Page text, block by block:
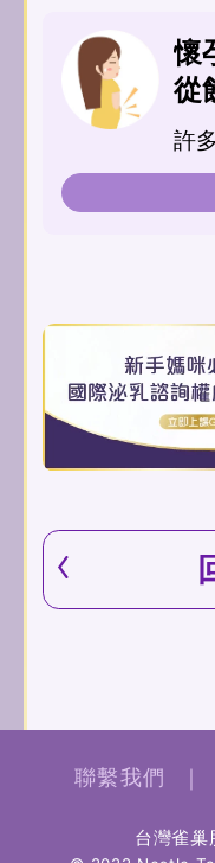
頭
預
懷
從
改
許
況
媽
氣
聯繫我們 ｜
台灣雀巢